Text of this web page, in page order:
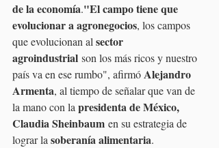
de la economía."El campo tiene que
evolucionar a agronegocios, los campos
que evolucionan al sector
agroindustrial son los más ricos y nuestro
país va en ese rumbo", afirmó Alejandro
Armenta, al tiempo de señalar que van de
la mano con la presidenta de México,
Claudia Sheinbaum en su estrategia de
lograr la soberanía alimentaria.